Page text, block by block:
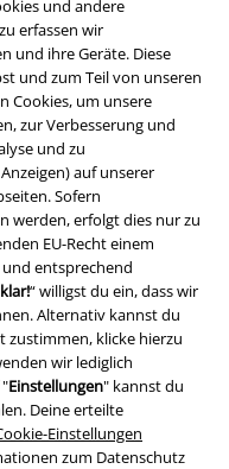
und andere
erfassen wir
und ihre Geräte. Diese
und zum Teil von unseren
Cookies, um unsere
zur Verbesserung und
und zu
auf unserer
Sofern
werden, erfolgt dies nur zu
EU-Recht einem
entsprechend
“ willigst du ein, dass wir
Alternativ kannst du
zustimmen, klicke hierzu
wir lediglich
Einstellungen" kannst du
Deine erteilte
Einstellungen
zum Datenschutz